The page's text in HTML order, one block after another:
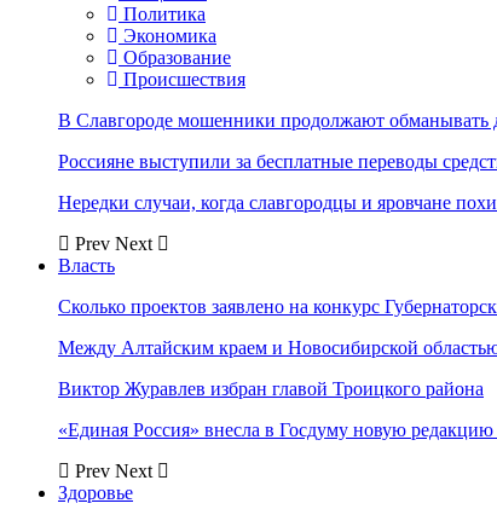
Политика
Экономика
Образование
Происшествия
В Славгороде мошенники продолжают обманывать
Россияне выступили за бесплатные переводы
Нередки случаи, когда славгородцы и яровчане
Prev Next
Власть
Сколько проектов заявлено на конкурс
Между Алтайским краем и Новосибирской
Виктор Журавлев избран главой Троицкого района
«Единая Россия» внесла в Госдуму новую редакцию
Prev Next
Здоровье